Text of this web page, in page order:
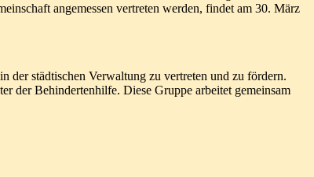
angemessen vertreten werden, findet am 30. März
der städtischen Verwaltung zu vertreten und zu fördern.
der Behindertenhilfe. Diese Gruppe arbeitet gemeinsam